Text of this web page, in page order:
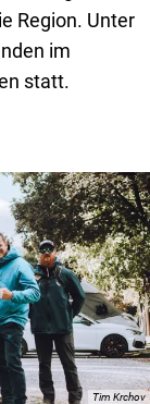
Region. Unter
im
statt.
Tim Krchov